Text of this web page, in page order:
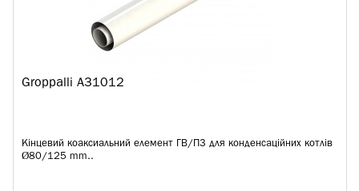
Groppalli A31012
Кінцевий коаксиальний елемент ГВ/ПЗ для конденсаційних котлів
Ø80/125 mm..